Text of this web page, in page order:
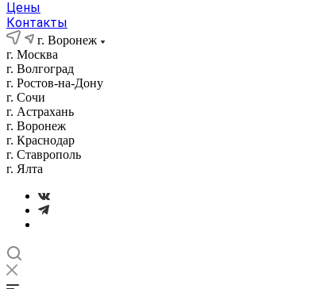
Цены
Контакты
г. Воронеж
г. Москва
г. Волгоград
г. Ростов-на-Дону
г. Сочи
г. Астрахань
г. Воронеж
г. Краснодар
г. Ставрополь
г. Ялта